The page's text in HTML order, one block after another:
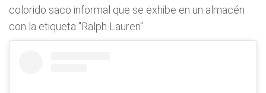
colorido saco informal que se exhibe en un almacén
con la etiqueta "Ralph Lauren".